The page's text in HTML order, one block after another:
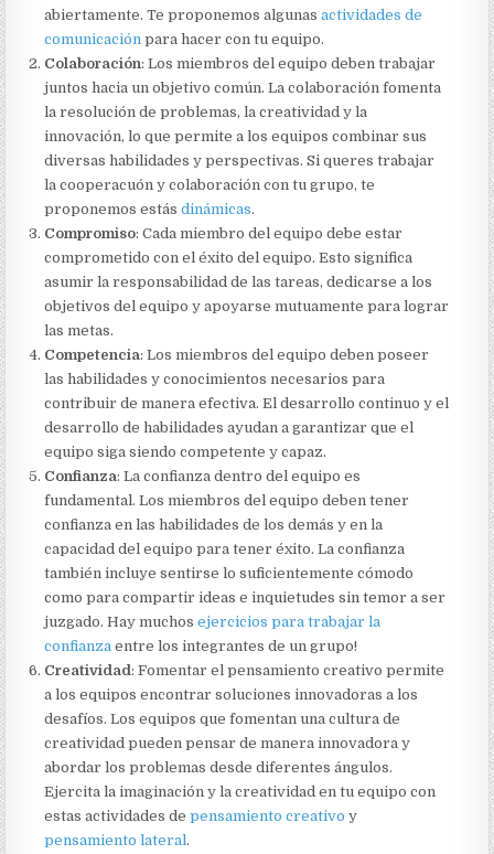
abiertamente. Te proponemos algunasactividades de
comunicación para hacer con tu equipo.
Colaboración: Los miembros del equipo deben trabajar
juntos hacia un objetivo común. La colaboración fomenta
la resolución de problemas, la creatividad y la
innovación, lo que permite a los equipos combinar sus
diversas habilidades y perspectivas. Si queres trabajar
la cooperacuón y colaboración con tu grupo, te
proponemos estásdinámicas.
Compromiso: Cada miembro del equipo debe estar
comprometido con el éxito del equipo. Esto significa
asumir la responsabilidad de las tareas, dedicarse a los
objetivos del equipo y apoyarse mutuamente para lograr
las metas.
Competencia: Los miembros del equipo deben poseer
las habilidades y conocimientos necesarios para
contribuir de manera efectiva. El desarrollo continuo y el
desarrollo de habilidades ayudan a garantizar que el
equipo siga siendo competente y capaz.
Confianza: La confianza dentro del equipo es
fundamental. Los miembros del equipo deben tener
confianza en las habilidades de los demás y en la
capacidad del equipo para tener éxito. La confianza
también incluye sentirse lo suficientemente cómodo
como para compartir ideas e inquietudes sin temor a ser
juzgado. Hay muchosejercicios para trabajar la
confianza entre los integrantes de un grupo!
Creatividad: Fomentar el pensamiento creativo permite
a los equipos encontrar soluciones innovadoras a los
desafíos. Los equipos que fomentan una cultura de
creatividad pueden pensar de manera innovadora y
abordar los problemas desde diferentes ángulos.
Ejercita la imaginación y la creatividad en tu equipo con
estas actividades depensamiento creativo y
pensamiento lateral .